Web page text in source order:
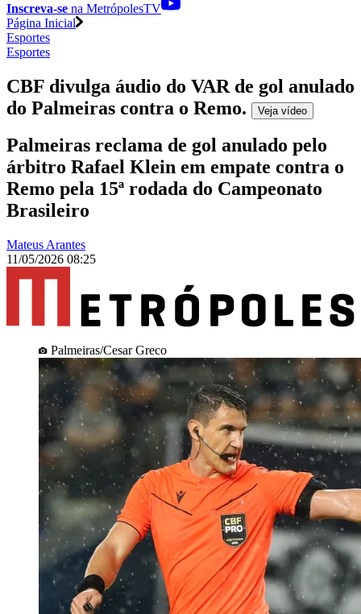
Inscreva-se na MetrópolesTV
Página Inicial
Esportes
Esportes
CBF divulga áudio do VAR de gol anulado
do Palmeiras contra o Remo. Veja vídeo
Palmeiras reclama de gol anulado pelo
árbitro Rafael Klein em empate contra o
Remo pela 15ª rodada do Campeonato
Brasileiro
Mateus Arantes
11/05/2026 08:25
Palmeiras/Cesar Greco